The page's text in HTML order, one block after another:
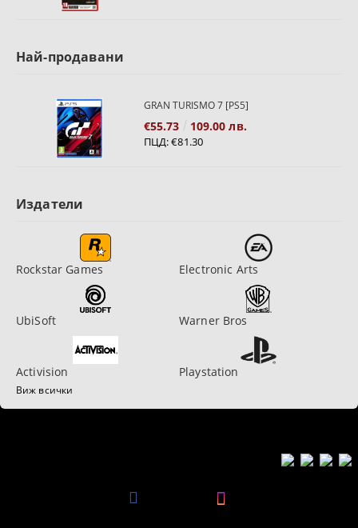
Най-продавани
GRAN TURISMO 7 [PS5]
€55.73 109.00 лв.
ПЦД:€81.30
Издатели
Rockstar Games Electronic Arts
UbiSoft Warner Bros
Activision Playstation
Виж всички